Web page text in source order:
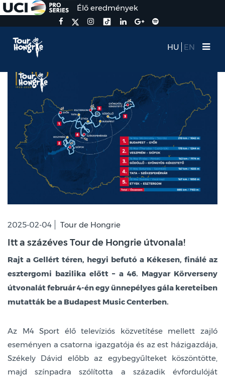
Élő eredmények
HU EN
2025-02-04 Tour de Hongrie
Itt a százéves Tour de Hongrie útvonala!
Rajt a Gellért téren, hegyi befutó a Kékesen, finálé az
esztergomi bazilika előtt – a 46. Magyar Körverseny
útvonalát február 4-én egy ünnepélyes gála kereteiben
mutatták be a Budapest Music Centerben.
Az M4 Sport élő televíziós közvetítése mellett zajló
eseményen a csatorna igazgatója és az est házigazdája,
Székely Dávid előbb az egybegyűlteket köszöntötte,
majd színpadra szólította a századik évfordulóját